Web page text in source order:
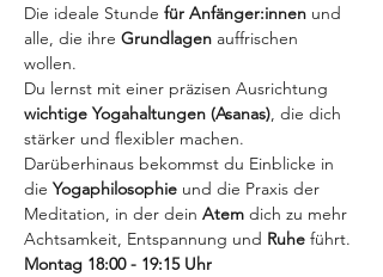
Die ideale Stunde für Anfänger:innen und
alle, die ihre Grundlagen auffrischen
wollen.
Du lernst mit einer präzisen Ausrichtung
wichtige Yogahaltungen (Asanas), die dich
stärker und flexibler machen.
Darüberhinaus bekommst du Einblicke in
die Yogaphilosophie und die Praxis der
Meditation, in der dein Atem dich zu mehr
Achtsamkeit, Entspannung und Ruhe führt.
Montag 18:00 - 19:15 Uhr